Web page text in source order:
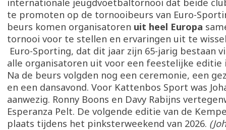
internationale jeugdvoetbaltornooi dat beide
te promoten op de tornooibeurs van Euro-
beurs komen organisatoren uit heel Europa
tornooi voor te stellen en ervaringen uit te
Euro-Sporting, dat dit jaar zijn 65-jarig bestaan
alle organisatoren uit voor een feestelijke editie
Na de beurs volgden nog een ceremonie, een
en een dansavond. Voor Kattenbos Sport was
aanwezig. Ronny Boons en Davy Rabijns
Esperanza Pelt. De volgende editie van de
plaats tijdens het pinksterweekend van 2026.